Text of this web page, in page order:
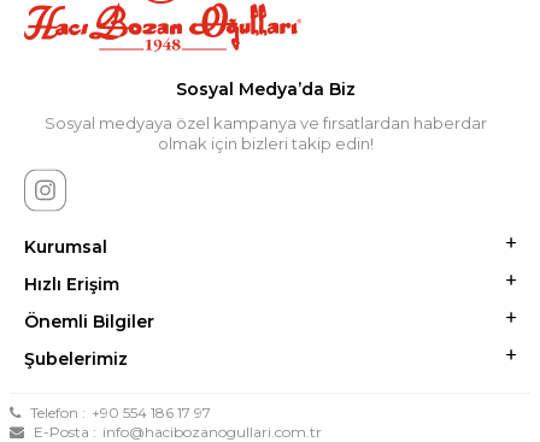
Sosyal Medya’da Biz
Sosyal medyaya özel kampanya ve fırsatlardan haberdar
olmak için bizleri takip edin!
Kurumsal
Hızlı Erişim
Önemli Bilgiler
Şubelerimiz
Telefon : +90 554 186 17 97
E-Posta : info@hacibozanogullari.com.tr